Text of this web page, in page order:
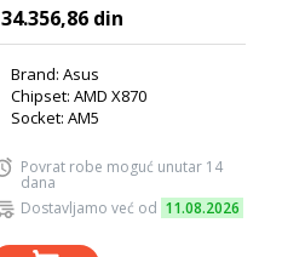
34.356,86 din
Brand: Asus
Chipset: AMD X870
Socket: AM5
Povrat robe moguć unutar 14
dana
Dostavljamo već od 11.08.2026